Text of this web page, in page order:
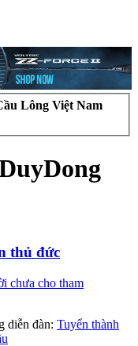
Lông Việt Nam
thủ đức
chưa cho tham
diễn đàn: Tuyển thành